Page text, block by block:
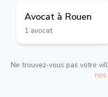
Avocat à Rouen
1 avocat
Ne trouvez-vous pas votre